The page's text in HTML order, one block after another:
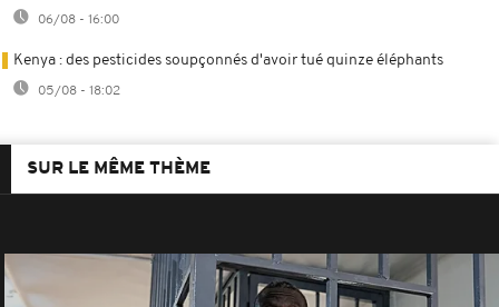
06/08 - 16:00
Kenya : des pesticides soupçonnés d'avoir tué quinze éléphants
05/08 - 18:02
SUR LE MÊME THÈME